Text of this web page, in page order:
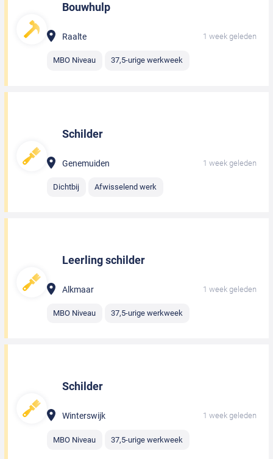
Bouwhulp
Raalte 1 week geleden
MBO Niveau 37,5-urige werkweek
Schilder
Genemuiden 1 week geleden
Dichtbij Afwisselend werk
Leerling schilder
Alkmaar 1 week geleden
MBO Niveau 37,5-urige werkweek
Schilder
Winterswijk 1 week geleden
MBO Niveau 37,5-urige werkweek